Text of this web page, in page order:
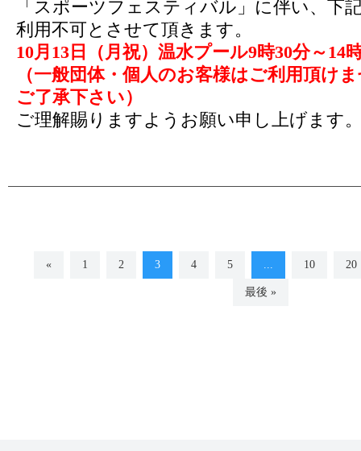
「スポーツフェスティバル」に伴い、下
利用不可とさせて頂きます。
10月13日
（月祝）温水プール9時30分～14
（一般団体・個人のお客様はご利用頂け
ご了承下さい）
ご理解賜りますようお願い申し上げます
« 1 2 3 4 5 ... 10 20
最後 »